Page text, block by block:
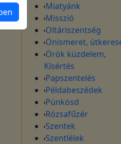
Miatyánk
Misszió
Oltáriszentség
Önismeret,
Örök küzdelem,
Kísértés
Papszentelés
Példabeszédek
Pünkösd
Rózsafűzér
Szentek
Szentlélek